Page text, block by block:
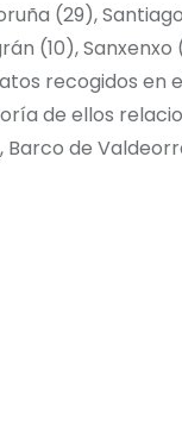
(29),
(10),
recogidos en
de ellos
de